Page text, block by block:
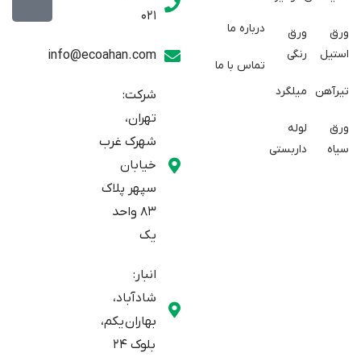
ورق
استیل
تیرآهن
ورق
سیاه
ورق
رنگی
میلگرد
لوله
داربستی
درباره ما
تماس با ما
021
info@ecoahan.com
شرکت:
تهران،
شهرک غرب
خیابان
سپهر پلاک
83 واحد
یک
انبار:
شادآباد،
بهاران یکم،
بلوک 24
g